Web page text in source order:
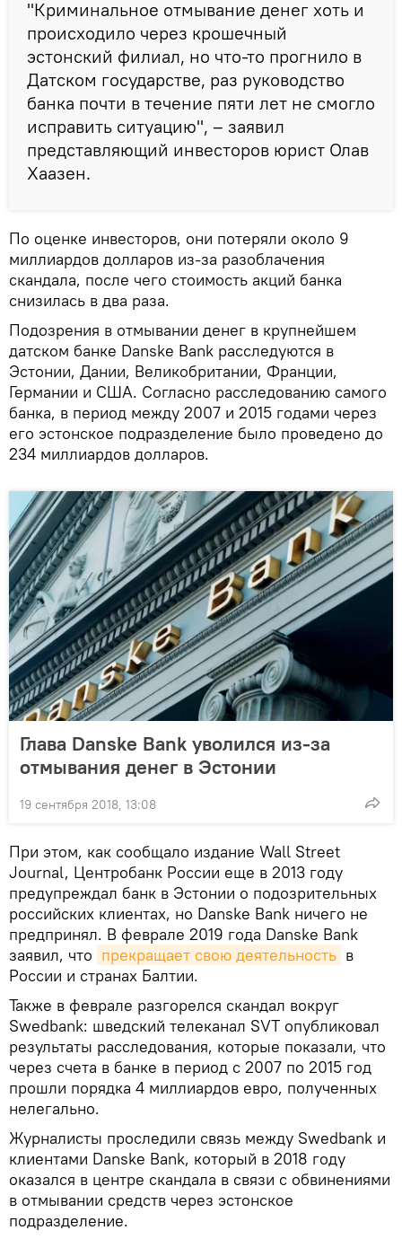
"Криминальное отмывание денег хоть и
происходило через крошечный
эстонский филиал, но что-то прогнило в
Датском государстве, раз руководство
банка почти в течение пяти лет не смогло
исправить ситуацию", – заявил
представляющий инвесторов юрист Олав
Хаазен.
По оценке инвесторов, они потеряли около 9
миллиардов долларов из-за разоблачения
скандала, после чего стоимость акций банка
снизилась в два раза.
Подозрения в отмывании денег в крупнейшем
датском банке Danske Bank расследуются в
Эстонии, Дании, Великобритании, Франции,
Германии и США. Согласно расследованию самого
банка, в период между 2007 и 2015 годами через
его эстонское подразделение было проведено до
234 миллиардов долларов.
Глава Danske Bank уволился из-за
отмывания денег в Эстонии
19 сентября 2018, 13:08
При этом, как сообщало издание Wall Street
Journal, Центробанк России еще в 2013 году
предупреждал банк в Эстонии о подозрительных
российских клиентах, но Danske Bank ничего не
предпринял. В феврале 2019 года Danske Bank
заявил, что прекращает свою деятельность в
России и странах Балтии.
Также в феврале разгорелся скандал вокруг
Swedbank: шведский телеканал SVT опубликовал
результаты расследования, которые показали, что
через счета в банке в период с 2007 по 2015 год
прошли порядка 4 миллиардов евро, полученных
нелегально.
Журналисты проследили связь между Swedbank и
клиентами Danske Bank, который в 2018 году
оказался в центре скандала в связи с обвинениями
в отмывании средств через эстонское
подразделение.